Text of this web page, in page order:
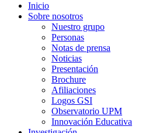
Inicio
Sobre nosotros
Nuestro grupo
Personas
Notas de prensa
Noticias
Presentación
Brochure
Afiliaciones
Logos GSI
Observatorio UPM
Innovación Educativa